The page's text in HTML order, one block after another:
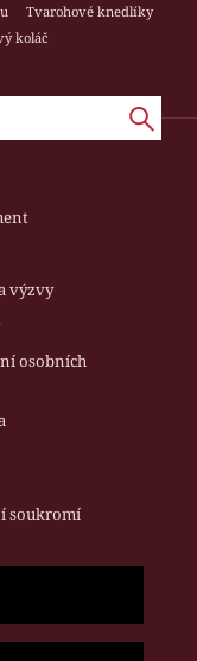
Tvarohové knedlíky
koláč
výzvy
osobních
soukromí